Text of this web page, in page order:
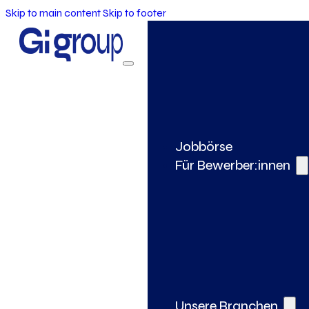
Skip to main contentSkip to footer
Jobbörse
Für Bewerber:innen